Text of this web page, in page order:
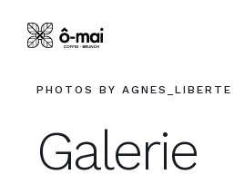
PHOTOS BY AGNES_LIBERTE
Galerie